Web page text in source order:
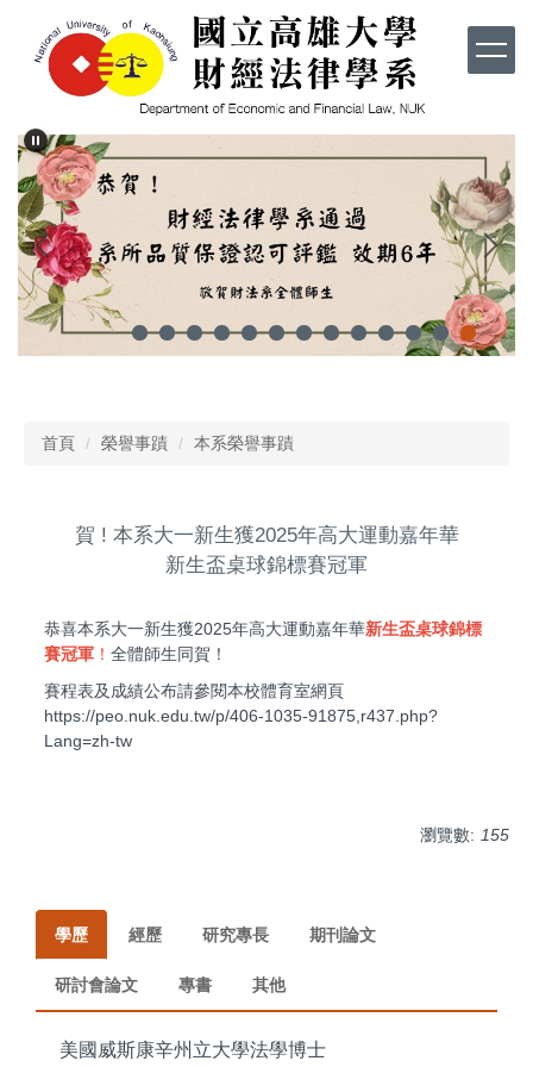
容
區
首頁 榮譽事蹟 本系榮譽事蹟
賀 ! 本系大一新生獲2025年高大運動嘉年華
新生盃桌球錦標賽冠軍
恭喜本系大一新生獲2025年高大運動嘉年華新生盃桌球錦標
賽冠軍 ！ 全體師生同賀！
賽程表及成績公布請參閱本校體育室網頁
https://peo.nuk.edu.tw/p/406-1035-91875,r437.php?
Lang=zh-tw
瀏覽數: 155
學歷 經歷 研究專長 期刊論文
研討會論文 專書 其他
美國威斯康辛州立大學法學博士